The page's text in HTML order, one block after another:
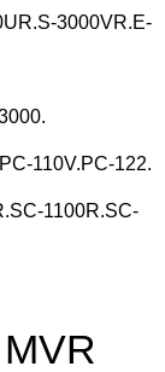
3000VR.E-
110V.PC-122.
1100R.SC-
MVR